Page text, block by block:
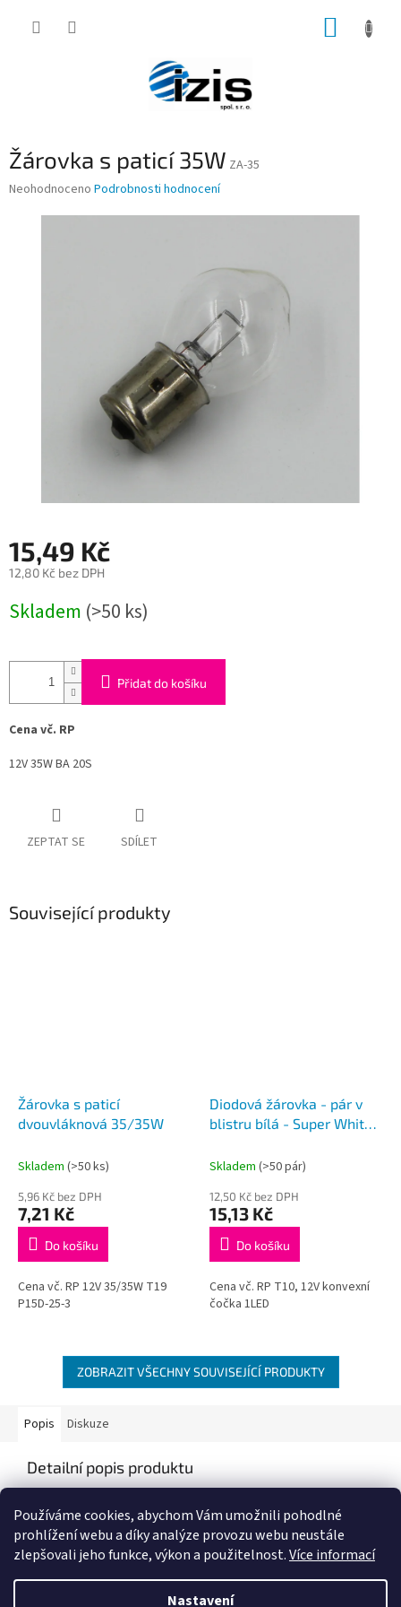
Používáme cookies, abychom Vám umožnili pohodlné
prohlížení webu a díky analýze provozu webu neustále
zlepšovali jeho funkce, výkon a použitelnost.Více informací
Nastavení
Žárovka s paticí 35W ZA-35
Průměrné
Neohodnoceno Podrobnosti hodnocení
15,49 Kč
12,80 Kč bez DPH
cena:
Skladem (>50 ks)
Přidat do košíku
Cena vč. RP
12V 35W BA 20S
ZEPTAT SE SDÍLET
Související produkty
Žárovka s paticí
dvouvláknová 35/35W
Skladem (>50 ks)
5,96 Kč bez DPH
7,21 Kč
Do košíku
Cena vč. RP 12V 35/35W T19
P15D-25-3
Diodová žárovka - pár v
blistru bílá - Super White
Skladem (>50 pár)
12,50 Kč bez DPH
15,13 Kč
Do košíku
Cena vč. RP T10, 12V konvexní
čočka 1LED
ZOBRAZIT VŠECHNY SOUVISEJÍCÍ PRODUKTY
Popis Diskuze
Detailní popis produktu